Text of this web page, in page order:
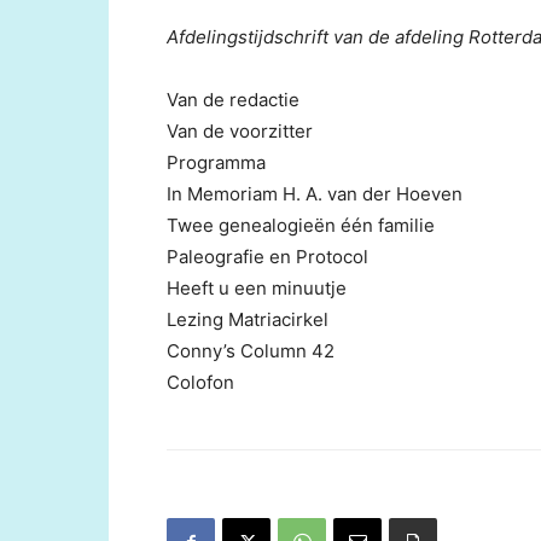
Afdelingstijdschrift van de afdeling
Van de redactie
Van de voorzitter
Programma
In Memoriam H. A. van der Hoeven
Twee genealogieën één familie
Paleografie en Protocol
Heeft u een minuutje
Lezing Matriacirkel
Conny’s Column 42
Colofon